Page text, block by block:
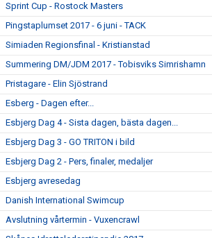
Sprint Cup - Rostock Masters
Pingstaplumset 2017 - 6 juni - TACK
Simiaden Regionsfinal - Kristianstad
Summering DM/JDM 2017 - Tobisviks Simrishamn
Pristagare - Elin Sjöstrand
Esberg - Dagen efter...
Esbjerg Dag 4 - Sista dagen, bästa dagen...
Esbjerg Dag 3 - GO TRITON i bild
Esbjerg Dag 2 - Pers, finaler, medaljer
Esbjerg avresedag
Danish International Swimcup
Avslutning vårtermin - Vuxencrawl